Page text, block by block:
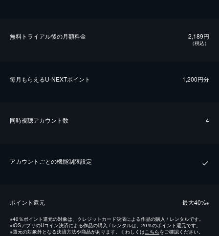
無料トライアル後の⽉額料金 2,189円
（税込）
毎⽉もらえるU-NEXTポイント 1,200円分
同時視聴アカウント数 4
アカウントごとの機能制限設定
ポイント還元 最⼤40%※
※40％ポイント還元の対象は、クレジットカード決済による作品の購入 / レンタルです。
※iOSアプリのUコイン決済による作品の購入 / レンタルは、20％のポイント還元です。
※還元の対象外となる決済方法や商品があります。くわしくはこちらをご確認ください。